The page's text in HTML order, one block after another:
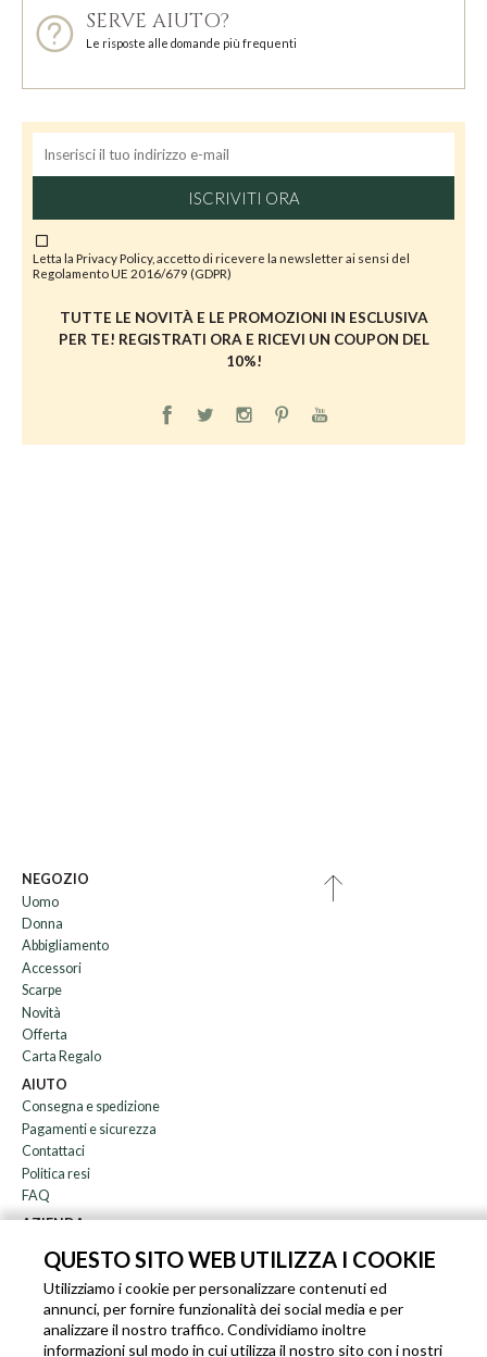
QUESTO SITO WEB UTILIZZA I COOKIE
Utilizziamo i cookie per personalizzare contenuti ed
annunci, per fornire funzionalità dei social media e per
analizzare il nostro traffico. Condividiamo inoltre
informazioni sul modo in cui utilizza il nostro sito con i nostri
SERVE AIUTO?
Le risposte alle domande più frequenti
ISCRIVITI ORA
Letta la Privacy Policy, accetto di ricevere la newsletter ai sensi del
Regolamento UE 2016/679 (GDPR)
TUTTE LE NOVITÀ E LE PROMOZIONI IN ESCLUSIVA
PER TE! REGISTRATI ORA E RICEVI UN COUPON DEL
10%!
NEGOZIO
Uomo
Donna
Abbigliamento
Accessori
Scarpe
Novità
Offerta
Carta Regalo
AIUTO
Consegna e spedizione
Pagamenti e sicurezza
Contattaci
Politica resi
FAQ
AZIENDA
Chi siamo
Blog
Affiliazione